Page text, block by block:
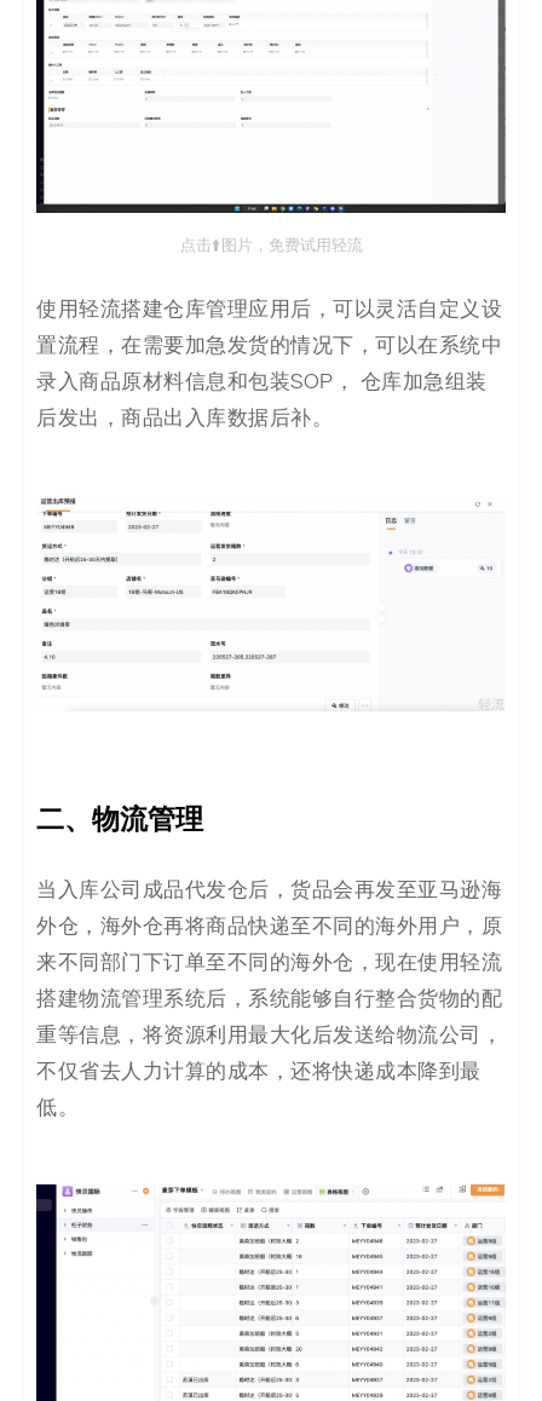
点击⬆️图片，免费试用轻流
使用轻流搭建仓库管理应用后，可以灵活自定义设
置流程，在需要加急发货的情况下，可以在系统中
录入商品原材料信息和包装SOP， 仓库加急组装
后发出，商品出入库数据后补。
二、物流管理
当入库公司成品代发仓后，货品会再发至亚马逊海
外仓，海外仓再将商品快递至不同的海外用户，原
来不同部门下订单至不同的海外仓，现在使用轻流
搭建物流管理系统后，系统能够自行整合货物的配
重等信息，将资源利用最大化后发送给物流公司，
不仅省去人力计算的成本，还将快递成本降到最
低。